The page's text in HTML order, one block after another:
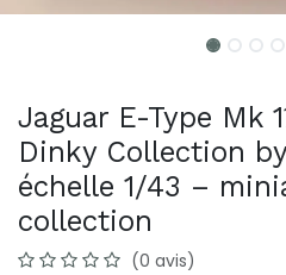
Jaguar E-Type Mk
Dinky Collection
échelle 1/43 –
collection
(0 avis)